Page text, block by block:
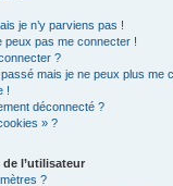
je n’y parviens pas !
peux pas me connecter !
?
mais je ne peux plus me
!
déconnecté ?
» ?
de l’utilisateur
?